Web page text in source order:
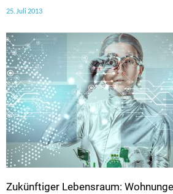
25. Juli 2013
Zukünftiger Lebensraum: